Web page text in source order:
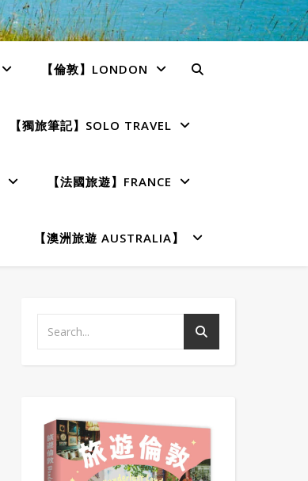
【倫敦】LONDON
【獨旅筆記】SOLO TRAVEL
【法國旅遊】FRANCE
【澳洲旅遊 AUSTRALIA】